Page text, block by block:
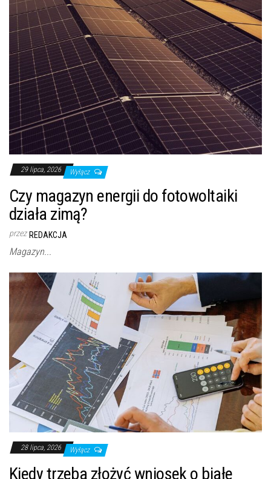
29 lipca, 2026 Wyłącz
Czy magazyn energii do fotowoltaiki
działa zimą?
przez REDAKCJA
Magazyn...
28 lipca, 2026 Wyłącz
Kiedy trzeba złożyć wniosek o białe